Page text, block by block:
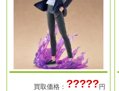
買取価格： ?????円